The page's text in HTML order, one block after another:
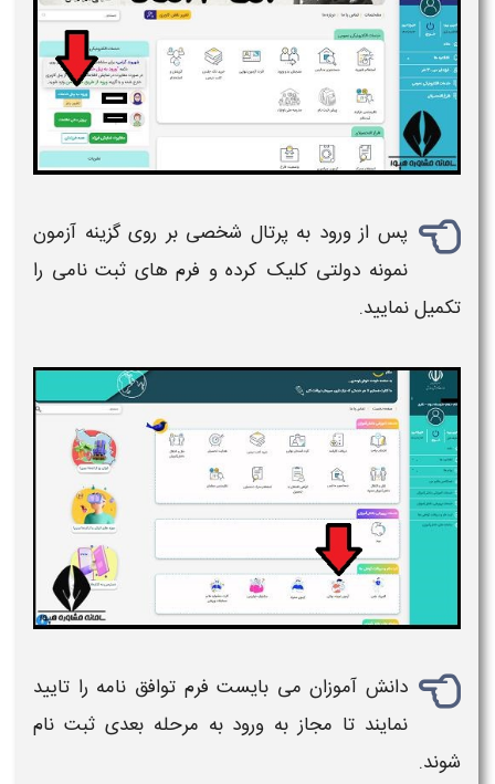
پس از ورود به پرتال شخصی بر روی گزینه آزمون
نمونه دولتی کلیک کرده و فرم های ثبت نامی را
تکمیل نمایید.
دانش آموزان می بایست فرم توافق نامه را تایید
نمایند تا مجاز به ورود به مرحله بعدیثبت نام
شوند.